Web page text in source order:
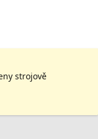
strojově